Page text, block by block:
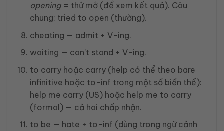
opening= thử mở (để xem kết quả). Câu
chung: tried to open (thường).
cheating — admit + V-ing.
waiting — can’t stand + V-ing.
to carry hoặc carry (help có thể theo bare
infinitive hoặc to-inf trong một số biến thể):
help me carry (US) hoặc help me to carry
(formal) — cả hai chấp nhận.
to be — hate + to-inf (dùng trong ngữ cảnh